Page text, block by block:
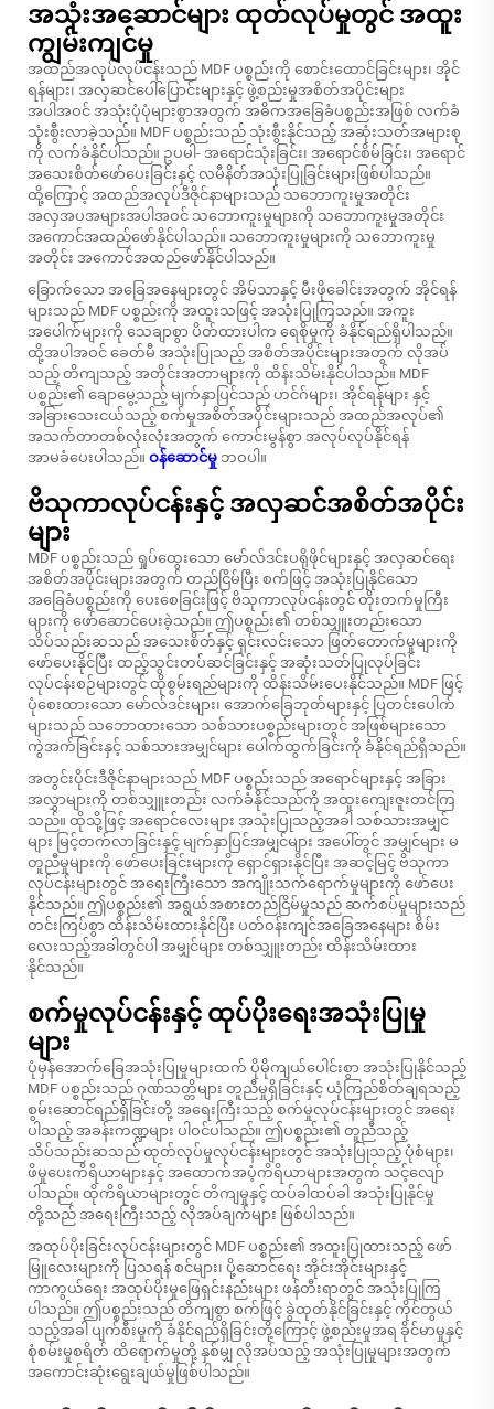
အသုံးအဆောင်များ ထုတ်လုပ်မှုတွင် အထူး
ကျွမ်းကျင်မှု
အထည်အလုပ်လုပ်ငန်းသည် MDF ပစ္စည်းကို စောင်းထောင်ခြင်းများ၊ အိုင်
ရန်များ၊ အလှဆင်ပေါ်ပြောင်းများနှင့် ဖွဲ့စည်းမှုအစိတ်အပိုင်းများ
အပါအဝင် အသုံးပုံပုံများစွာအတွက် အဓိကအခြေခံပစ္စည်းအဖြစ် လက်ခံ
သုံးစွီးလာခဲ့သည်။ MDF ပစ္စည်းသည် သုံးစွီးနိုင်သည့် အဆုံးသတ်အများစု
ကို လက်ခံနိုင်ပါသည်။ ဥပမါ- အရောင်သုံးခြင်း၊ အရောင်စိမ်ခြင်း၊ အရောင်
အသေးစိတ်ဖော်ပေးခြင်းနှင့် လမီနိတ်အသုံးပြုခြင်းများဖြစ်ပါသည်။
ထို့ကြောင့် အထည်အလုပ်ဒီဇိုင်နာများသည် သဘောကူးမှုအတိုင်း
အလှအပအများအပါအဝင် သဘောကူးမှုများကို သဘောကူးမှုအတိုင်း
အကောင်အထည်ဖော်နိုင်ပါသည်။ သဘောကူးမှုများကို သဘောကူးမှု
အတိုင်း အကောင်အထည်ဖော်နိုင်ပါသည်။
ခြောက်သော အခြေအနေများတွင် အိမ်သာနှင့် မီးဖိုခေါင်းအတွက် အိုင်ရန်
များသည် MDF ပစ္စည်းကို အထူးသဖြင့် အသုံးပြုကြသည်။ အကူး
အပေါက်များကို သေချာစွာ ပိတ်ထားပါက ရေစိုမှုကို ခံနိုင်ရည်ရှိပါသည်။
ထို့အပါအဝင် ခေတ်မီ အသုံးပြုသည့် အစိတ်အပိုင်းများအတွက် လိုအပ်
သည့် တိကျသည့် အတိုင်းအတာများကို ထိန်းသိမ်းနိုင်ပါသည်။ MDF
ပစ္စည်း၏ ချောမွေ့သည့် မျက်နှာပြင်သည် ဟင်ဂ်များ၊ အိုင်ရန်များ နှင့်
အခြားသေးငယ်သည့် စက်မှုအစိတ်အပိုင်းများသည် အထည်အလုပ်၏
အသက်တာတစ်လုံးလုံးအတွက် ကောင်းမွန်စွာ အလုပ်လုပ်နိုင်ရန်
အာမခံပေးပါသည်။ ဝန်ဆောင်မှု ဘဝပါ။
ဗိသုကာလုပ်ငန်းနှင့် အလှဆင်အစိတ်အပိုင်း
များ
MDF ပစ္စည်းသည် ရှုပ်ထွေးသော မော်လ်ဒင်းပရိုဖိုင်များနှင့် အလှဆင်ရေး
အစိတ်အပိုင်းများအတွက် တည်ငြိမ်ပြီး စက်ဖြင့် အသုံးပြုနိုင်သော
အခြေခံပစ္စည်းကို ပေးစေခြင်းဖြင့် ဗိသုကာလုပ်ငန်းတွင် တိုးတက်မှုကြီး
များကို ဖော်ဆောင်ပေးခဲ့သည်။ ဤပစ္စည်း၏ တစ်သျှူးတည်းသော
သိပ်သည်းဆသည် အသေးစိတ်နှင့် ရှင်းလင်းသော ဖြတ်တောက်မှုများကို
ဖော်ပေးနိုင်ပြီး ထည့်သွင်းတပ်ဆင်ခြင်းနှင့် အဆုံးသတ်ပြုလုပ်ခြင်း
လုပ်ငန်းစဉ်များတွင် ထိုစွမ်းရည်များကို ထိန်းသိမ်းပေးနိုင်သည်။ MDF ဖြင့်
ပုံစေးထားသော မော်လ်ဒင်းများ၊ အောက်ခြေဘုတ်များနှင့် ပြတင်းပေါက်
များသည် သဘောထားသော သစ်သားပစ္စည်းများတွင် အဖြစ်များသော
ကွဲအက်ခြင်းနှင့် သစ်သားအမျှင်များ ပေါက်ထွက်ခြင်းကို ခံနိုင်ရည်ရှိသည်။
အတွင်းပိုင်းဒီဇိုင်နာများသည် MDF ပစ္စည်းသည် အရောင်များနှင့် အခြား
အလွှာများကို တစ်သျှူးတည်း လက်ခံနိုင်သည်ကို အထူးကျေးဇူးတင်ကြ
သည်။ ထိုသို့ဖြင့် အရောင်လေးများ အသုံးပြုသည့်အခါ သစ်သားအမျှင်
များ မြင့်တက်လာခြင်းနှင့် မျက်နှာပြင်အမျှင်များ အပေါ်တွင် အမျှင်များ မ
တူညီမှုများကို ဖော်ပေးခြင်းများကို ရှောင်ရှားနိုင်ပြီး အဆင့်မြင့် ဗိသုကာ
လုပ်ငန်းများတွင် အရေးကြီးသော အကျိုးသက်ရောက်မှုများကို ဖော်ပေး
နိုင်သည်။ ဤပစ္စည်း၏ အရွယ်အစားတည်ငြိမ်မှုသည် ဆက်စပ်မှုများသည်
တင်းကြပ်စွာ ထိန်းသိမ်းထားနိုင်ပြီး ပတ်ဝန်းကျင်အခြေအနေများ စိမ်း
လေးသည့်အခါတွင်ပါ အမျှင်များ တစ်သျှူးတည်း ထိန်းသိမ်းထား
နိုင်သည်။
စက်မှုလုပ်ငန်းနှင့် ထုပ်ပိုးရေးအသုံးပြုမှု
များ
ပုံမှန်အောက်ခြေအသုံးပြုမှုများထက် ပိုမိုကျယ်ပေါင်းစွာ အသုံးပြုနိုင်သည့်
MDF ပစ္စည်းသည် ဂုဏ်သတ္တိများ တူညီမှုရှိခြင်းနှင့် ယုံကြည်စိတ်ချရသည့်
စွမ်းဆောင်ရည်ရှိခြင်းတို့ အရေးကြီးသည့် စက်မှုလုပ်ငန်းများတွင် အရေး
ပါသည့် အခန်းကဏ္ဍများ ပါဝင်ပါသည်။ ဤပစ္စည်း၏ တူညီသည့်
သိပ်သည်းဆသည် ထုတ်လုပ်မှုလုပ်ငန်းများတွင် အသုံးပြုသည့် ပုံစံများ၊
ဖိမှုပေးကိရိယာများနှင့် အထောက်အပံ့ကိရိယာများအတွက် သင့်လျော်
ပါသည်။ ထိုကိရိယာများတွင် တိကျမှုနှင့် ထပ်ခါထပ်ခါ အသုံးပြုနိုင်မှု
တို့သည် အရေးကြီးသည့် လိုအပ်ချက်များ ဖြစ်ပါသည်။
အထုပ်ပိုးခြင်းလုပ်ငန်းများတွင် MDF ပစ္စည်း၏ အထူးပြုထားသည့် ဖော်
မြူလေးများကို ပြသရန် စင်များ၊ ပို့ဆောင်ရေး အိုင်းအိုင်းများနှင့်
ကာကွယ်ရေး အထုပ်ပိုးမှုဖြေရှင်းနည်းများ ဖန်တီးရာတွင် အသုံးပြုကြ
ပါသည်။ ဤပစ္စည်းသည် တိကျစွာ စက်ဖြင့် ခွဲထုတ်နိုင်ခြင်းနှင့် ကိုင်တွယ်
သည့်အခါ ပျက်စီးမှုကို ခံနိုင်ရည်ရှိခြင်းတို့ကြောင့် ဖွဲ့စည်းမှုအရ ခိုင်မာမှုနှင့်
စုံစမ်းမှုစရိတ် ထိရောက်မှုတို့ နှစ်မျှ လိုအပ်သည့် အသုံးပြုမှုများအတွက်
အကောင်းဆုံးရွေးချယ်မှုဖြစ်ပါသည်။